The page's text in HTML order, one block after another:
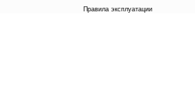
Правила эксплуатации